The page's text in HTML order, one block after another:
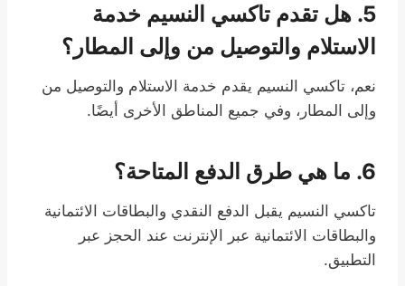
5. هل تقدم تاكسي النسيم خدمة
الاستلام والتوصيل من وإلى المطار؟
نعم، تاكسي النسيم يقدم خدمة الاستلام والتوصيل من
وإلى المطار، وفي جميع المناطق الأخرى أيضًا.
6. ما هي طرق الدفع المتاحة؟
تاكسي النسيم يقبل الدفع النقدي والبطاقات الائتمانية
والبطاقات الائتمانية عبر الإنترنت عند الحجز عبر
التطبيق.